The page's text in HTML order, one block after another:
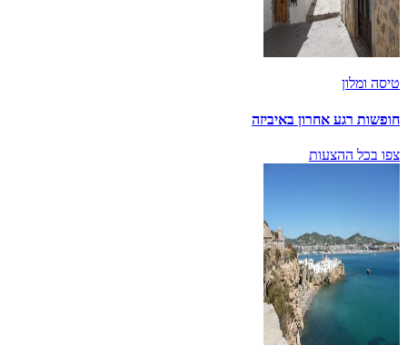
טיסה ומלון
חופשות רגע אחרון באיביזה
צפו בכל ההצעות